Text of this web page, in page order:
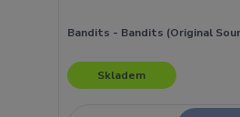
Bandits - Bandits (Original
Skladem